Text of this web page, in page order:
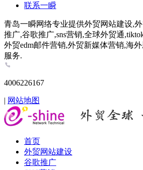
联系一瞬
青岛一瞬网络专业提供外贸网站建设,
推广,谷歌推广,sns营销,全球外贸通
外贸edm邮件营销,外贸新媒体营销,海
服务.
4006226167
| 网站地图
首页
外贸网站建设
谷歌推广